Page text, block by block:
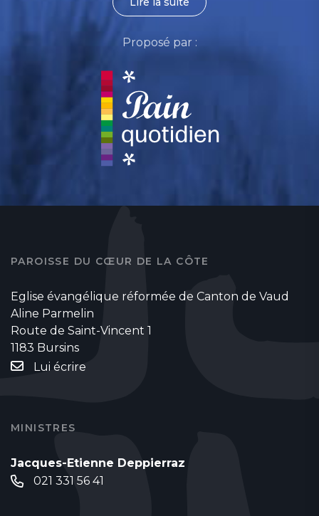
Proposé par :
PAROISSE DU CŒUR DE LA CÔTE
Eglise évangélique réformée de Canton de Vaud
Aline Parmelin
Route de Saint-Vincent 1
1183 Bursins
Lui écrire
MINISTRES
Jacques-Etienne Deppierraz
021 331 56 41